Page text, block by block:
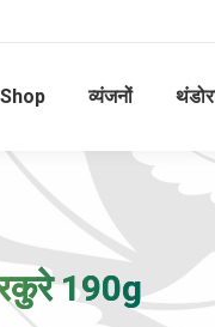
Shop व्यंजनों
190g